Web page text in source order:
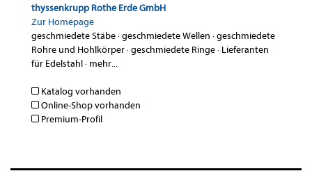
thyssenkrupp Rothe Erde GmbH
Zur Homepage
geschmiedete Stäbe·geschmiedete Wellen ·geschmiedete
Rohre und Hohlkörper·geschmiedete Ringe· Lieferanten
für Edelstahl· mehr...
Katalog vorhanden
Online-Shop vorhanden
Premium-Profil